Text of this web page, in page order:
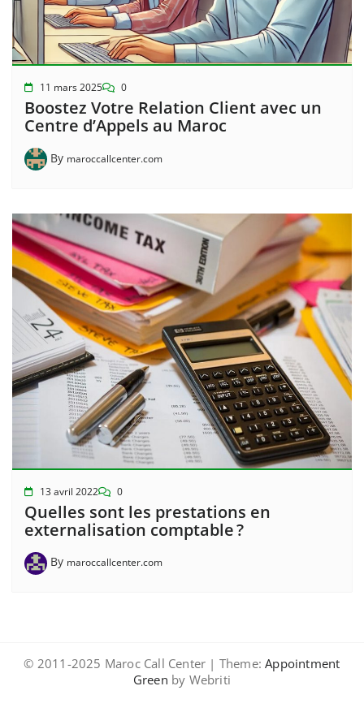
11 mars 2025 0
Boostez Votre Relation Client avec un
Centre d’Appels au Maroc
By maroccallcenter.com
13 avril 2022 0
Quelles sont les prestations en
externalisation comptable ?
By maroccallcenter.com
© 2011-2025 Maroc Call Center | Theme: Appointment
Green by Webriti